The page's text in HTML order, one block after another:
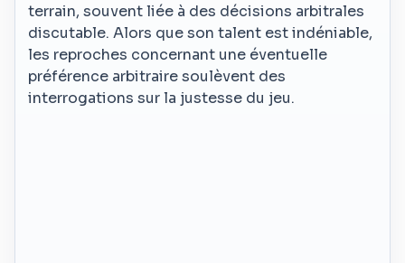
terrain, souvent liée à des décisions arbitrales
discutable. Alors que son talent est indéniable,
les reproches concernant une éventuelle
préférence arbitraire soulèvent des
interrogations sur la justesse du jeu.